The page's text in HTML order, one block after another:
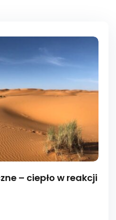
– ciepło w reakcji